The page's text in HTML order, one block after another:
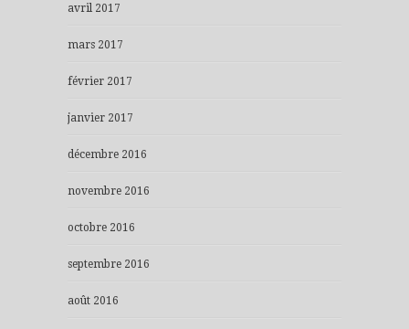
avril 2017
mars 2017
février 2017
janvier 2017
décembre 2016
novembre 2016
octobre 2016
septembre 2016
août 2016